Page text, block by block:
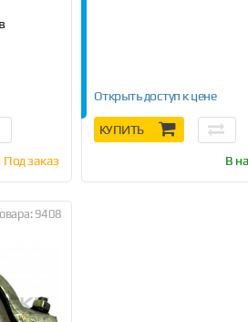
Под заказ
Открыть доступ к цене
КУПИТЬ
В
9408